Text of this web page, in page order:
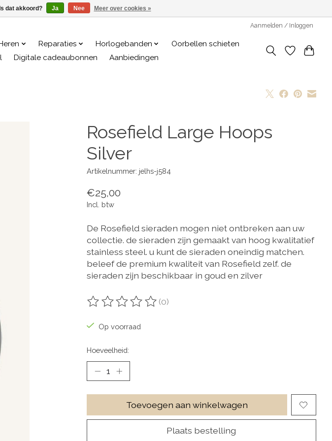
Aanmelden / Inloggen
Reparaties Horlogebanden
Oorbellen schieten
Digitale cadeaubonnen Aanbiedingen
Rosefield Large Hoops
Silver
Artikelnummer: jelhs-j584
€25,00
Incl. btw
De Rosefield sieraden mogen niet ontbreken aan uw
collectie. de sieraden zijn gemaakt van hoog kwalitatief
stainless steel. u kunt de sieraden oneindig matchen.
beleef de premium kwaliteit van Rosefield zelf. de
sieraden zijn beschikbaar in goud en zilver
De beoordeling van dit product is
(0)
Op voorraad
Hoeveelheid:
Toevoegen aan winkelwagen
Plaats bestelling
dat akkoord? Ja Nee Meer over cookies »